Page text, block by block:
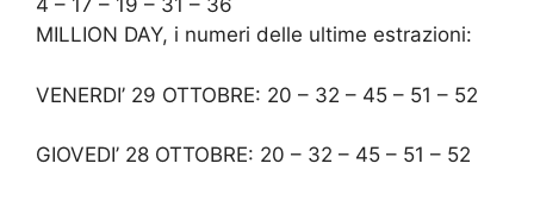
4 – 17 – 19 – 31 – 36
MILLION DAY, i numeri delle ultime estrazioni:
VENERDI’ 29 OTTOBRE: 20 – 32 – 45 – 51 – 52
GIOVEDI’ 28 OTTOBRE: 20 – 32 – 45 – 51 – 52